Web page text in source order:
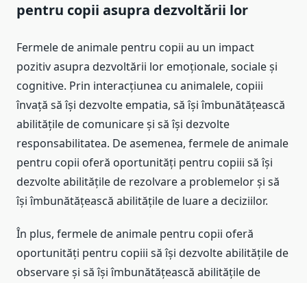
pentru copii asupra dezvoltării lor
Fermele de animale pentru copii au un impact
pozitiv asupra dezvoltării lor emoționale, sociale și
cognitive. Prin interacțiunea cu animalele, copiii
învață să își dezvolte empatia, să își îmbunătățească
abilitățile de comunicare și să își dezvolte
responsabilitatea. De asemenea, fermele de animale
pentru copii oferă oportunități pentru copiii să își
dezvolte abilitățile de rezolvare a problemelor și să
își îmbunătățească abilitățile de luare a deciziilor.
În plus, fermele de animale pentru copii oferă
oportunități pentru copiii să își dezvolte abilitățile de
observare și să își îmbunătățească abilitățile de